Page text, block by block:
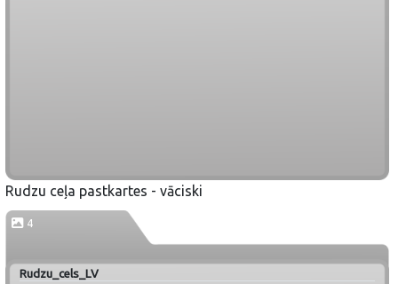
Rudzu ceļa pastkartes - vāciski
4
Rudzu_cels_LV